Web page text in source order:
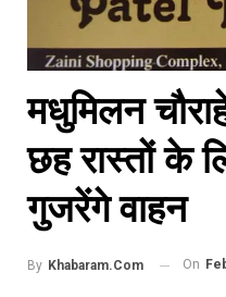
मधुमिलन
छह रास्तों के
गुजरेंगे वाहन
By Khabaram.Com On